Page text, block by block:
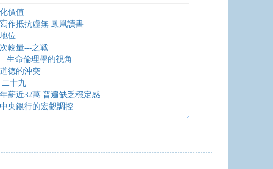
價值
作抵抗虛無 鳳凰讀書
位
較量---之戰
命倫理學的視角
德的沖突
二十九
薪近32萬 普遍缺乏穩定感
央銀行的宏觀調控